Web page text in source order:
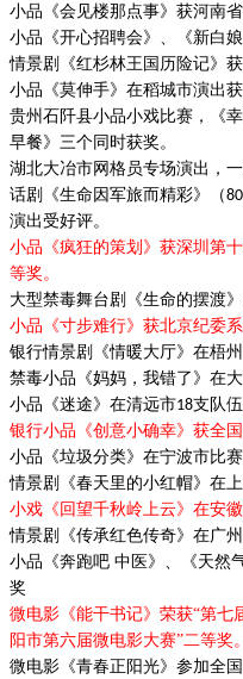
小品《会见楼那点事》获河南
小品《开心招聘会》、《新白
情景剧《红杉林王国历险记》
小品 《莫伸手》在稻城市演出获
贵州石阡县小品小戏比赛，《
早餐》三个同时获奖。
湖北大冶市网格员专场演出，
话剧《生命因军旅而精彩》（80
演出受好评。
小品《疯狂的策划》获深圳第
等奖。
大型禁毒舞台剧《生命的摆渡》
小品《寸步难行》获北京纪委系
银行情景剧《情暖大厅》在梧
禁毒小品《妈妈，我错了》在
小品《迷途》在清远市18支队
银行小品《创意小确幸》获全
小品《垃圾分类》在宁波市比
情景剧
《春天里的小红帽》在
小戏《回望千秋岭上云》在安
情景剧《传承红色传奇》在广
小品《奔跑吧 中医》、《天然
奖
微电影《能干书记》荣获“第七
阳市第六届微电影大赛”二等奖。
微电影《青春正阳光》参加全